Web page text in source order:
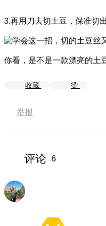
3.再用刀去切土豆，保准切
你看，是不是一款漂亮的土
收藏 赞
举报
评论 6